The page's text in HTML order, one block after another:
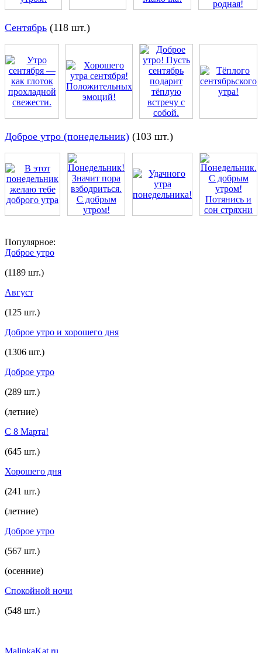
Сентябрь (118 шт.)
Доброе утро (понедельник) (103 шт.)
Популярное:
Доброе утро
(1189 шт.)
Август
(125 шт.)
Доброе утро и хорошего дня
(1306 шт.)
Доброе утро
(289 шт.)
(летние)
С 8 Марта!
(645 шт.)
Хорошего дня
(241 шт.)
(летние)
Доброе утро
(567 шт.)
(осенние)
Спокойной ночи
(548 шт.)
MalinkaKat.ru